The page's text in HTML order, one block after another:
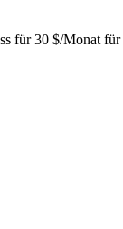
30 $/Monat